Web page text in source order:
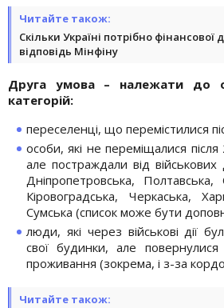
Читайте також:
Скільки Україні потрібно
відповідь Мінфіну
Друга умова – належати до
категорій:
переселенці, що перемістилися
особи, які не переміщалися
але постраждали від військових
Дніпропетровська, Полтавська,
Кіровоградська, Черкаська,
Сумська (список може бути
люди, які через військові дії
свої будинки, але повернулися
проживання (зокрема, і з-за
Читайте також: